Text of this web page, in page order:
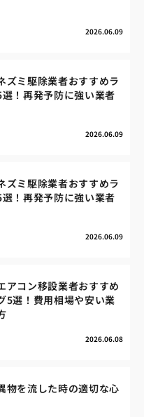
2026.06.09
ズミ駆除業者おすすめラ
！再発予防に強い業者
2026.06.09
ズミ駆除業者おすすめラ
！再発予防に強い業者
2026.06.09
アコン移設業者おすすめ
5選！費用相場や安い業
2026.06.08
物を流した時の適切な心